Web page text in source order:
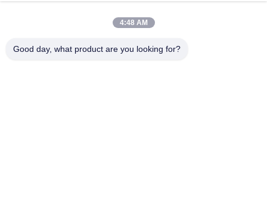
Отмеченные пчелой игральные карты палуб
маркированные для играя в азартные игры плутовки в
4:48 AM
Good day, what product are you looking for?